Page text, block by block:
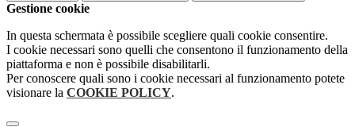
Gestione cookie
In questa schermata è possibile scegliere quali cookie consentire.
I cookie necessari sono quelli che consentono il funzionamento della
piattaforma e non è possibile disabilitarli.
Per conoscere quali sono i cookie necessari al funzionamento potete
visionare la COOKIE POLICY.